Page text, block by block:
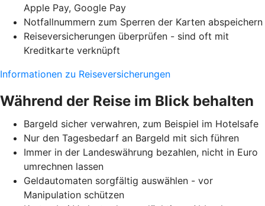
Apple Pay, Google Pay
Notfallnummern zum Sperren der Karten abspeichern
Reiseversicherungen überprüfen - sind oft mit
Kreditkarte verknüpft
Informationen zu Reiseversicherungen
Während der Reise im Blick behalten
Bargeld sicher verwahren, zum Beispiel im Hotelsafe
Nur den Tagesbedarf an Bargeld mit sich führen
Immer in der Landeswährung bezahlen, nicht in Euro
umrechnen lassen
Geldautomaten sorgfältig auswählen - vor
Manipulation schützen